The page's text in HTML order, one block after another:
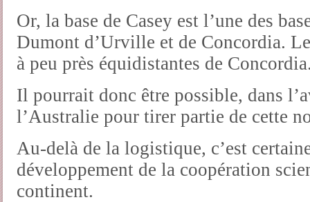
Or, la base de Casey est l’une des
Dumont d’Urville et de Concordia.
à peu près équidistantes de
Il pourrait donc être possible, dans
l’Australie pour tirer partie de cette
Au-delà de la logistique, c’est
développement de la coopération
continent.